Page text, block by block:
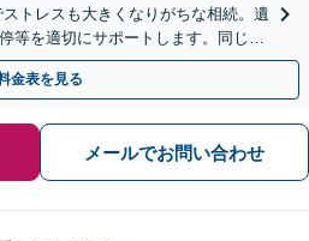
トレスも大きくなりがちな相続。遺
等を適切にサポートします。同じ建
ます
金表を見る
メールでお問い合わせ